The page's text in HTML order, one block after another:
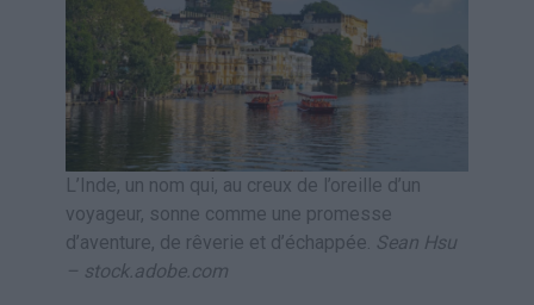
L’Inde, un nom qui, au creux de l’oreille d’un
voyageur, sonne comme une promesse
d’aventure, de rêverie et d’échappée. Sean Hsu
– stock.adobe.com